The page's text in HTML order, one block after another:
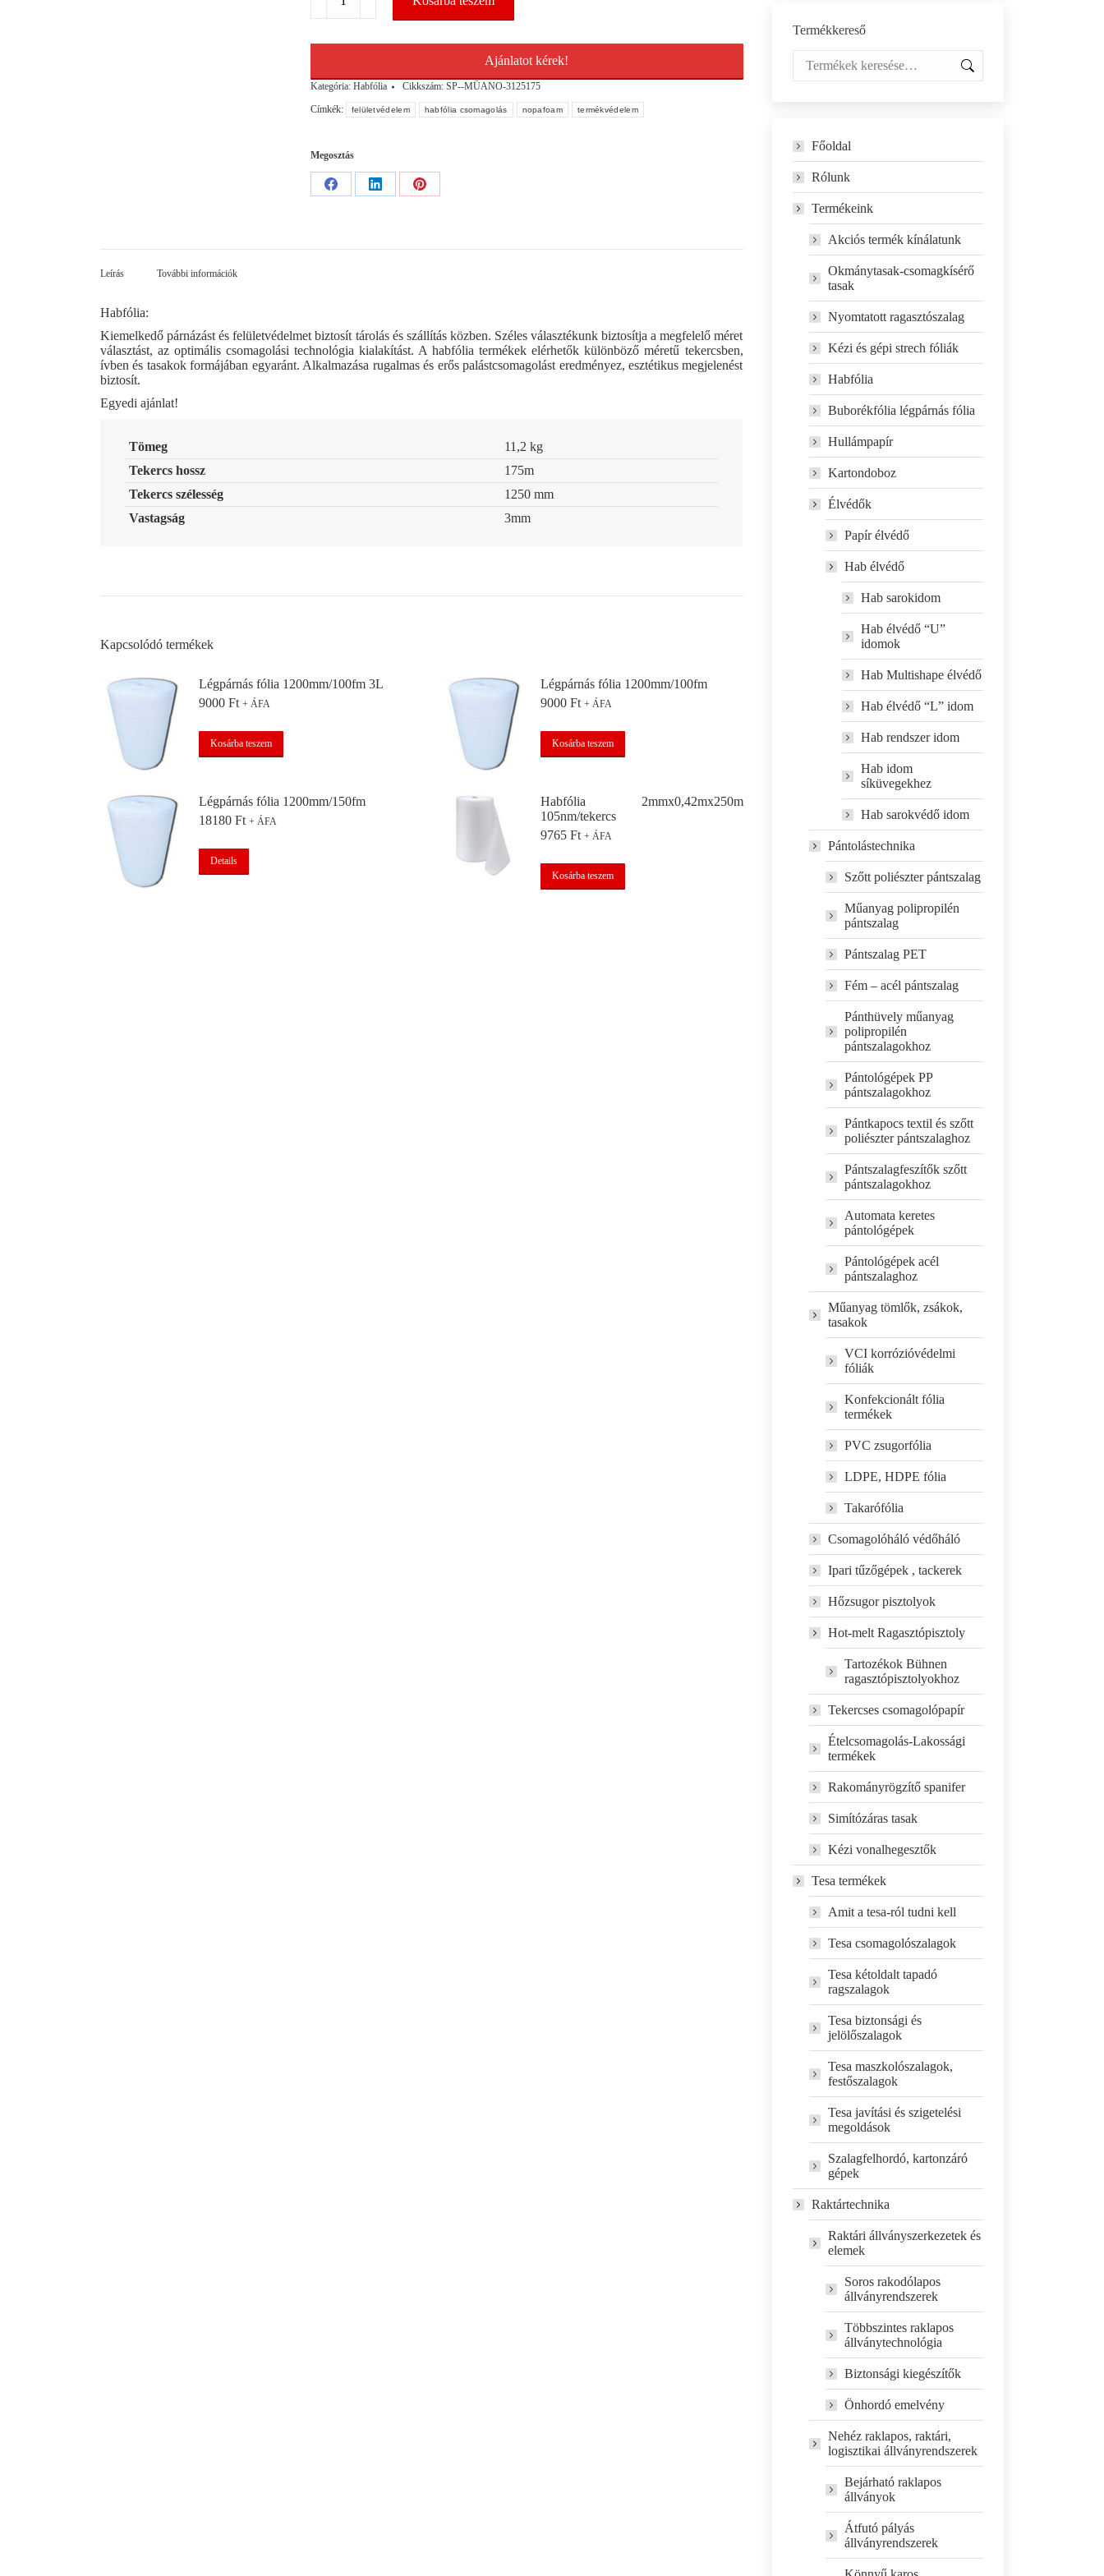
3mmx1,25mx175m
218,75nm/tekercs
Ajánlatot kérek!
Kategória: Habfólia Cikkszám: SP--MÜANO-3125175
Címkék:
felületvédelem habfólia csomagolás nopafoam termékvédelem
Megosztás
Share
Share
Share
Leírás További információk
Habfólia:
Kiemelkedő párnázást és felületvédelmet biztosít tárolás és szállítás közben. Széles választékunk biztosítja a megfelelő méret
választást, az optimális csomagolási technológia kialakítást. A habfólia termékek elérhetők különböző méretű tekercsben,
ívben és tasakok formájában egyaránt. Alkalmazása rugalmas és erős palástcsomagolást eredményez, esztétikus megjelenést
biztosít.
Egyedi ajánlat!
Tömeg
11,2 kg
Tekercs hossz
175m
Tekercs szélesség
1250 mm
Vastagság
3mm
Kapcsolódó termékek
Légpárnás fólia 1200mm/100fm 3L
9000 Ft + ÁFA
Kosárba teszem
Légpárnás fólia 1200mm/100fm
9000Ft + ÁFA
Kosárba teszem
Légpárnás fólia 1200mm/150fm
18180 Ft + ÁFA
Details
Habfólia 2mmx0,42mx250m
105nm/tekercs
9765Ft + ÁFA
Kosárba teszem
Termékkereső
Főoldal
Rólunk
Termékeink
Akciós termék kínálatunk
Okmánytasak-csomagkísérő
tasak
Nyomtatott ragasztószalag
Kézi és gépi strech fóliák
Habfólia
Buborékfólia légpárnás fólia
Hullámpapír
Kartondoboz
Élvédők
Papír élvédő
Hab élvédő
Hab sarokidom
Hab élvédő “U”
idomok
Hab Multishape élvédő
Hab élvédő “L” idom
Hab rendszer idom
Hab idom
síküvegekhez
Hab sarokvédő idom
Pántolástechnika
Szőtt poliészter pántszalag
Műanyag polipropilén
pántszalag
Pántszalag PET
Fém – acél pántszalag
Pánthüvely műanyag
polipropilén
pántszalagokhoz
Pántológépek PP
pántszalagokhoz
Pántkapocs textil és szőtt
poliészter pántszalaghoz
Pántszalagfeszítők szőtt
pántszalagokhoz
Automata keretes
pántológépek
Pántológépek acél
pántszalaghoz
Műanyag tömlők, zsákok,
tasakok
VCI korrózióvédelmi
fóliák
Konfekcionált fólia
termékek
PVC zsugorfólia
LDPE, HDPE fólia
Takarófólia
Csomagolóháló védőháló
Ipari tűzőgépek , tackerek
Hőzsugor pisztolyok
Hot-melt Ragasztópisztoly
Tartozékok Bühnen
ragasztópisztolyokhoz
Tekercses csomagolópapír
Ételcsomagolás-Lakossági
termékek
Rakományrögzítő spanifer
Simítózáras tasak
Kézi vonalhegesztők
Tesa termékek
Amit a tesa-ról tudni kell
Tesa csomagolószalagok
Tesa kétoldalt tapadó
ragszalagok
Tesa biztonsági és
jelölőszalagok
Tesa maszkolószalagok,
festőszalagok
Tesa javítási és szigetelési
megoldások
Szalagfelhordó, kartonzáró
gépek
Raktártechnika
Raktári állványszerkezetek és
elemek
Soros rakodólapos
állványrendszerek
Többszintes raklapos
állványtechnológia
Biztonsági kiegészítők
Önhordó emelvény
Nehéz raklapos, raktári,
logisztikai állványrendszerek
Bejárható raklapos
állványok
Átfutó pályás
állványrendszerek